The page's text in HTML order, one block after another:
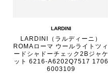
LARDINI
LARDINI（ラルディーニ）
ROMAローマ ウールライトツィ
ードシャドーチェック2Bジャケ
ット 6216-A6202Q7517 1706
6003109